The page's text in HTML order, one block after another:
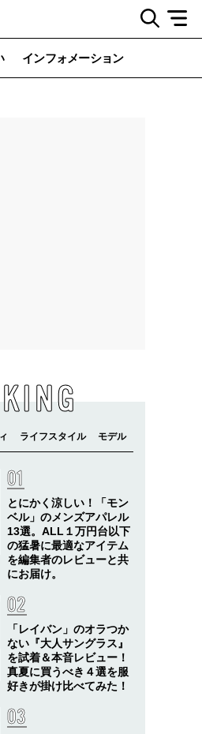
インフォメーション
とにかく涼しい！「モン
ベル」のメンズアパレル
13選。ALL１万円台以下
の猛暑に最適なアイテム
を編集者のレビューと共
にお届け。
「レイバン」のオラつか
ない『大人サングラス』
を試着＆本音レビュー！
真夏に買うべき４選を服
好きが掛け比べてみた！